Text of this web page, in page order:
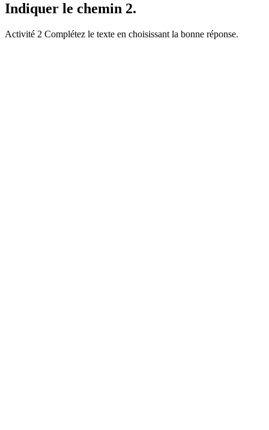
Indiquer le chemin 2.
Activité 2 Complétez le texte en choisissant la bonne réponse.